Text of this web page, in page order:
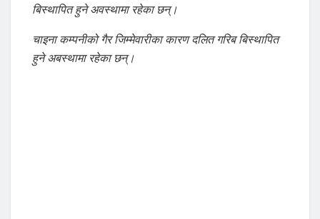
बिस्थापित हुने अवस्थामा रहेका छन्।
चाइना कम्पनीको गैर जिम्मेवारीका कारण दलित गरिब बिस्थापित
हुने अबस्थामा रहेका छन्।